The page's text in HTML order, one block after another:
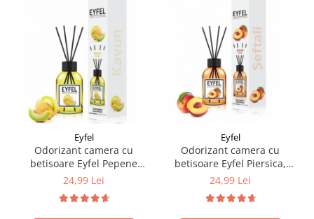
Eyfel
Odorizant camera cu
betisoare Eyfel Pepene
Galben, 120ml
24,99 Lei
Eyfel
Odorizant camera cu
betisoare Eyfel Piersica,
120ml
24,99 Lei